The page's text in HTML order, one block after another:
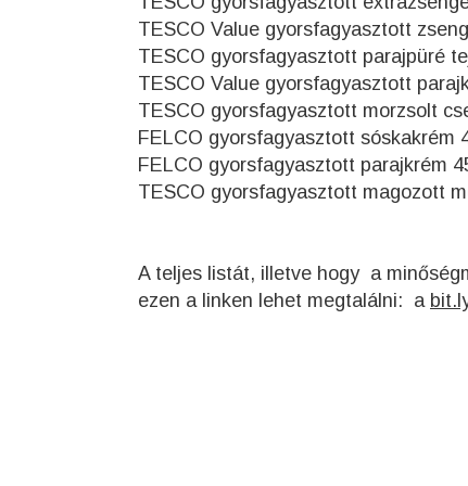
TESCO Value gyorsfagyasztott
TESCO gyorsfagyasztott parajpüré
TESCO Value gyorsfagyasztott
TESCO gyorsfagyasztott morzsolt
FELCO gyorsfagyasztott sóskakrém
FELCO gyorsfagyasztott parajkrém
TESCO gyorsfagyasztott magozott
A teljes listát, illetve hogy a
ezen a linken lehet megtalálni: a